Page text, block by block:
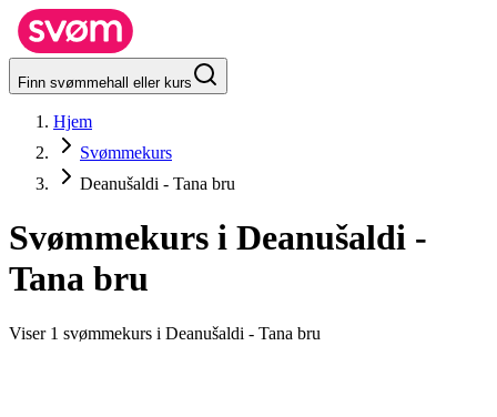
Finn svømmehall eller kurs
Hjem
Svømmekurs
Deanušaldi - Tana bru
Svømmekurs i Deanušaldi -
Tana bru
Viser 1 svømmekurs i Deanušaldi - Tana bru